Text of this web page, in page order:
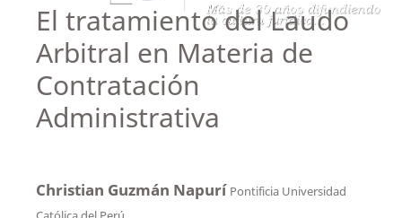
El tratamiento del Laudo
Arbitral en Materia de
Contratación
Administrativa
Christian Guzmán Napurí Pontificia Universidad